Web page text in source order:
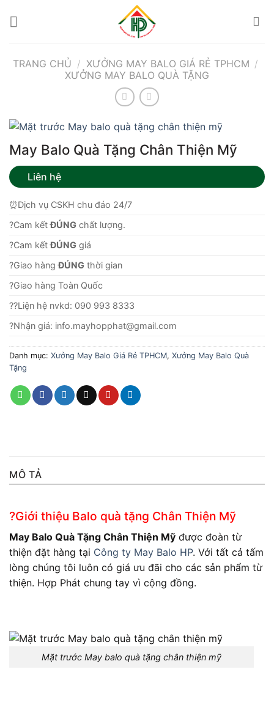
TRANG CHỦ / XƯỞNG MAY BALO GIÁ RẺ TPHCM /
XƯỞNG MAY BALO QUÀ TẶNG
May Balo Quà Tặng Chân Thiện Mỹ
Liên hệ
⏰Dịch vụ CSKH chu đáo 24/7
?Cam kếtĐÚNG chất lượng.
?Cam kếtĐÚNG giá
?Giao hàngĐÚNG thời gian
?Giao hàng Toàn Quốc
??Liện hệ nvkd: 090 993 8333
?Nhận giá: info.mayhopphat@gmail.com
Danh mục: Xưởng May Balo Giá Rẻ TPHCM, Xưởng May Balo Quà
Tặng
MÔ TẢ
?Giới thiệu Balo quà tặng Chân Thiện Mỹ
May Balo Quà Tặng Chân Thiện Mỹ được đoàn từ
thiện đặt hàng tại Công ty May Balo HP. Với tất cả tấm
lòng chúng tôi luôn có giá ưu đãi cho các sản phẩm từ
thiện. Hợp Phát chung tay vì cộng đồng.
Mặt trước May balo quà tặng chân thiện mỹ